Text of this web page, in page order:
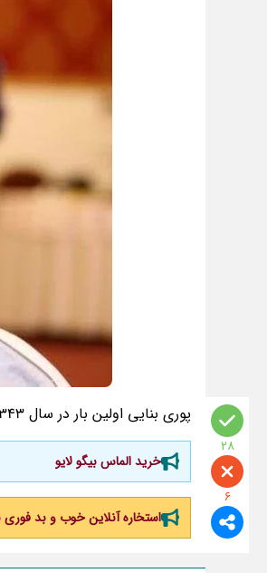
پوری بنایی اولین بار در سال 1343 بازی در سینما را آغاز کرد و در آخرین ساخته
خرید الماس بیگو لایو
استخاره آنلاین خوب و بد فوری
28
6